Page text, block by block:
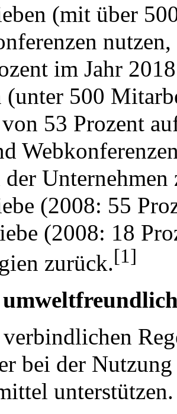
(mit über
im Jahr
(unter 500
53 Prozent
(2008: 55
(2008: 18
zurück.[1]
bei der
unterstützen.